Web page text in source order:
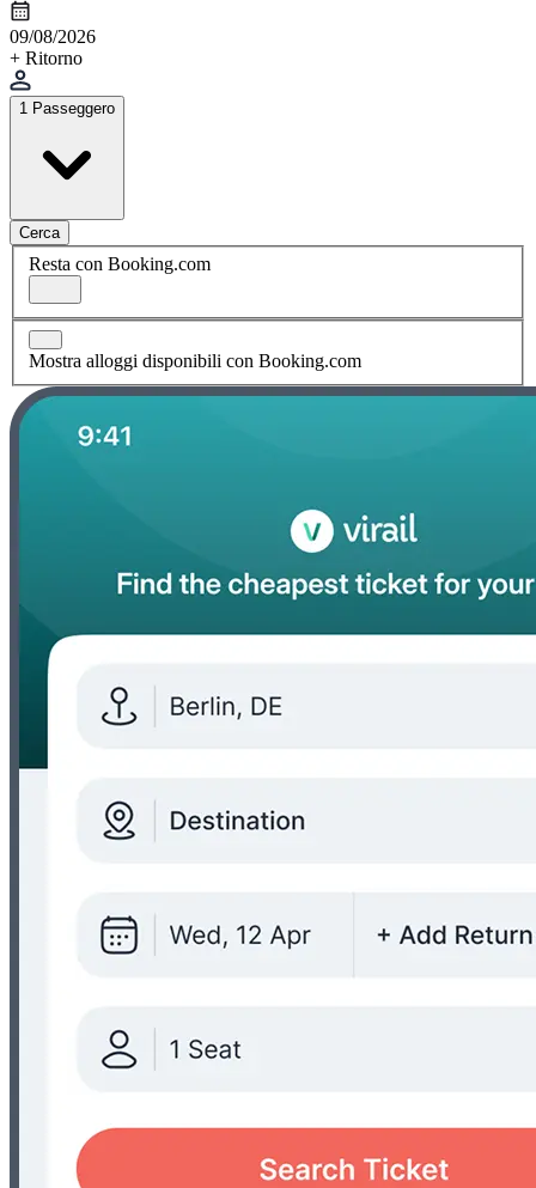
09/08/2026
+ Ritorno
1 Passeggero
Cerca
Resta con Booking.com
Mostra alloggi disponibili con Booking.com